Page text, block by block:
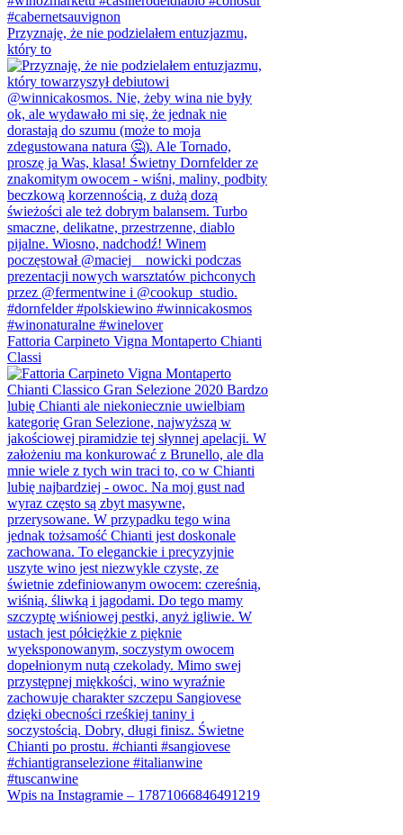
Przyznaję, że nie podzielałem entuzjazmu,
który to
Fattoria Carpineto Vigna Montaperto Chianti
Classi
Wpis na Instagramie – 17871066846491219